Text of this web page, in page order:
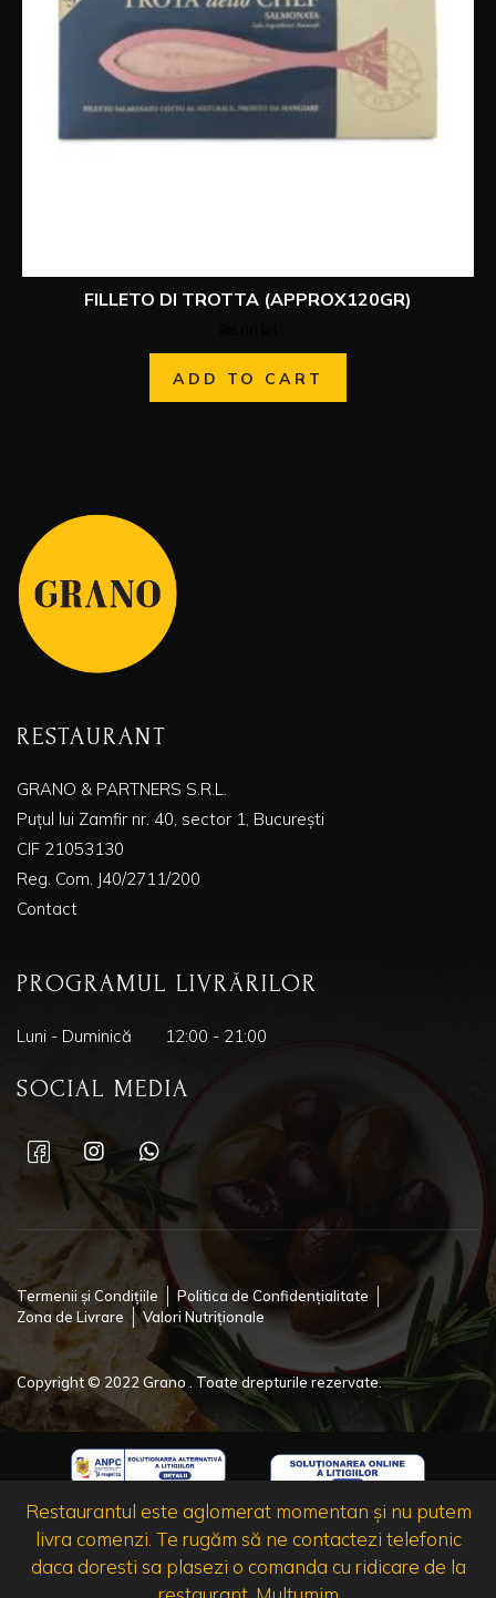
FILLETO DI TROTTA (APPROX120GR)
ADD TO CART
RESTAURANT
GRANO & PARTNERS S.R.L.
Puțul lui Zamfir nr. 40, sector 1, București
CIF 21053130
Reg. Com. J40/2711/200
Contact
PROGRAMUL LIVRĂRILOR
Luni - Duminică 12:00 - 21:00
SOCIAL MEDIA
Termenii și Condițiile
Politica de Confidențialitate
Zona de Livrare
Valori Nutriționale
Copyright © 2022 Grano . Toate drepturile rezervate.
Restaurantul este aglomerat momentan și nu putem
livra comenzi. Te rugăm să ne contactezi telefonic
daca doresti sa plasezi o comanda cu ridicare de la